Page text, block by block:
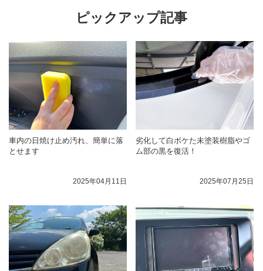
ピックアップ記事
車内の日焼け止め汚れ、簡単に落
とせます
2025年04月11日
劣化して白ボケた未塗装樹脂やゴ
ム部の黒を復活！
2025年07月25日